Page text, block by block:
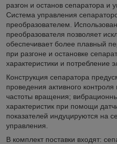
разгон и останов сепаратора и
Система управления
преобразователем.
преобразователя позволяет
обеспечивает более плавный
при разгоне и остановке
характеристики и потребление
Конструкция сепаратора
проведения активного
частоты вращения;
характеристик при помощи
показателей индуцируются на
управления.
В комплект поставки входят: